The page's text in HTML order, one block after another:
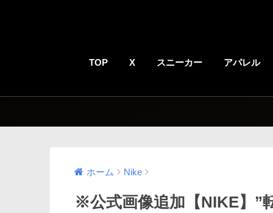
TOP X スニーカー アパレル
ホーム Nike
※公式画像追加【NIKE】”